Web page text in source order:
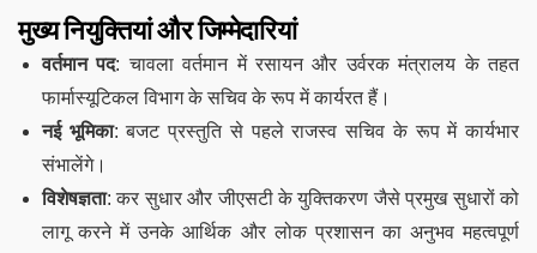
मुख्य नियुक्तियां और जिम्मेदारियां
वर्तमान पद: चावला वर्तमान में रसायन और उर्वरक मंत्रालय के तहत
फार्मास्यूटिकल विभाग के सचिव के रूप में कार्यरत हैं।
नई भूमिका: बजट प्रस्तुति से पहले राजस्व सचिव के रूप में कार्यभार
संभालेंगे।
विशेषज्ञता: कर सुधार और जीएसटी के युक्तिकरण जैसे प्रमुख सुधारों को
लागू करने में उनके आर्थिक और लोक प्रशासन का अनुभव महत्वपूर्ण